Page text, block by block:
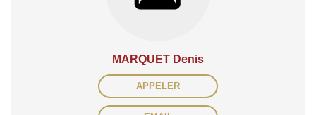
MARQUET Denis
APPELER